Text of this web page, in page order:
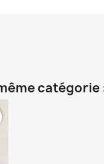
catégorie